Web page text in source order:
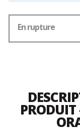
En rupture